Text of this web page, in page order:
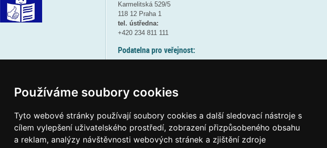
Používáme soubory cookies
Tyto webové stránky používají soubory cookies a další sledovací nástroje s
cílem vylepšení uživatelského prostředí, zobrazení přizpůsobeného obsahu
a reklam, analýzy návštěvnosti webových stránek a zjištění zdroje
Karmelitská 529/5
118 12 Praha 1
tel. ústředna:
+420 234 811 111
Podatelna pro veřejnost:
(více informací
Elektronická podatelna:
posta@msmtgov cz